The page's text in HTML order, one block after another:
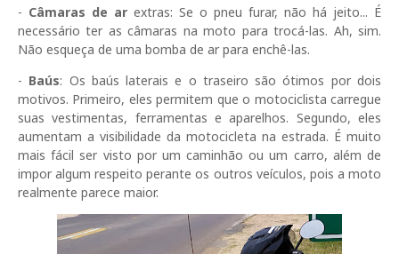
- Câmaras de ar extras: Se o pneu furar, não há jeito... É
necessário ter as câmaras na moto para trocá-las. Ah, sim.
Não esqueça de uma bomba de ar para enchê-las.
- Baús: Os baús laterais e o traseiro são ótimos por dois
motivos. Primeiro, eles permitem que o motociclista carregue
suas vestimentas, ferramentas e aparelhos. Segundo, eles
aumentam a visibilidade da motocicleta na estrada. É muito
mais fácil ser visto por um caminhão ou um carro, além de
impor algum respeito perante os outros veículos, pois a moto
realmente parece maior.